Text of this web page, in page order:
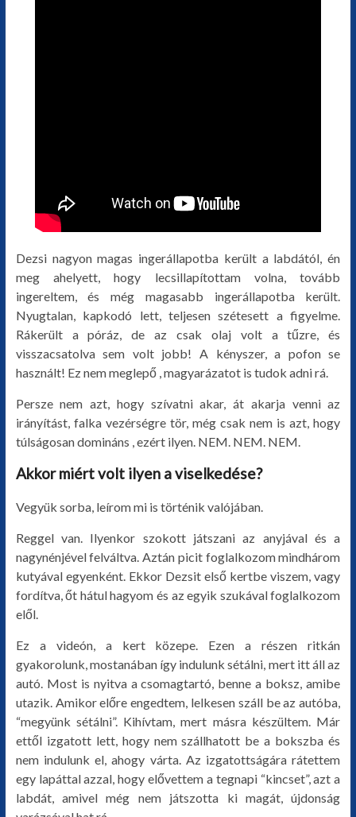
Dezsi nagyon magas ingerállapotba került a labdától, én
meg ahelyett, hogy lecsillapítottam volna, tovább
ingereltem, és még magasabb ingerállapotba került.
Nyugtalan, kapkodó lett, teljesen szétesett a figyelme.
Rákerült a póráz, de az csak olaj volt a tűzre, és
visszacsatolva sem volt jobb! A kényszer, a pofon se
használt! Ez nem meglepő , magyarázatot is tudok adni rá.
Persze nem azt, hogy szívatni akar, át akarja venni az
irányítást, falka vezérségre tör, még csak nem is azt, hogy
túlságosan domináns , ezért ilyen. NEM. NEM. NEM.
Akkor miért volt ilyen a viselkedése?
Vegyük sorba, leírom mi is történik valójában.
Reggel van. Ilyenkor szokott játszani az anyjával és a
nagynénjével felváltva. Aztán picit foglalkozom mindhárom
kutyával egyenként. Ekkor Dezsit első kertbe viszem, vagy
fordítva, őt hátul hagyom és az egyik szukával foglalkozom
elől.
Ez a videón, a kert közepe. Ezen a részen ritkán
gyakorolunk, mostanában így indulunk sétálni, mert itt áll az
autó. Most is nyitva a csomagtartó, benne a boksz, amibe
utazik. Amikor előre engedtem, lelkesen száll be az autóba,
“megyünk sétálni”. Kihívtam, mert másra készültem. Már
ettől izgatott lett, hogy nem szállhatott be a bokszba és
nem indulunk el, ahogy várta. Az izgatottságára rátettem
egy lapáttal azzal, hogy elővettem a tegnapi “kincset”, azt a
labdát, amivel még nem játszotta ki magát, újdonság